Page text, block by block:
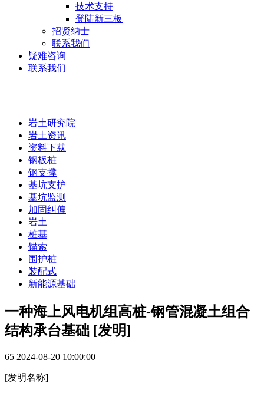
技术支持
登陆新三板
招贤纳士
联系我们
疑难咨询
联系我们
岩土研究院
岩土资讯
资料下载
钢板桩
钢支撑
基坑支护
基坑监测
加固纠偏
岩土
桩基
锚索
围护桩
装配式
新能源基础
一种海上风电机组高桩-钢管混凝土组合
结构承台基础 [发明]
65 2024-08-20 10:00:00
[发明名称]